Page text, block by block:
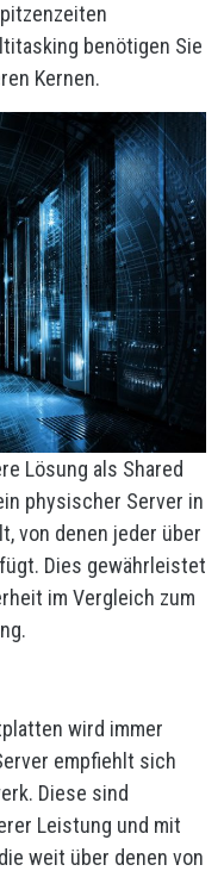
benötigen Sie
Kernen.
Lösung als Shared
physischer Server in
von denen jeder über
Dies gewährleistet
im Vergleich zum
wird immer
empfiehlt sich
Diese sind
Leistung und mit
weit über denen von